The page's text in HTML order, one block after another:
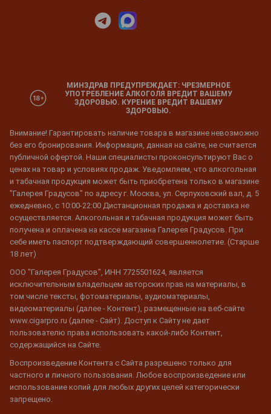
МИНЗДРАВ ПРЕДУПРЕЖДАЕТ: ЧРЕЗМЕРНОЕ
УПОТРЕБЛЕНИЕ АЛКОГОЛЯ ВРЕДИТ ВАШЕМУ
ЗДОРОВЬЮ. КУРЕНИЕ ВРЕДИТ ВАШЕМУ
ЗДОРОВЬЮ.
Внимание! Гарантировать наличие товара в магазине невозможно
без его бронирования. Информация, данная на сайте, не считается
публичной офертой. Наши специалисты проконсультируют Вас о
ценах на товар и условиях продаж. Уведомляем, что алкогольная
и табачная продукция может быть приобретена только в магазине
"Галерея Градусов" по адресу г. Москва, ул. Серпуховский вал, д. 5
ежедневно, с 10:00-22:00 Дистанционная продажа и доставка не
осуществляется. Алкогольная и табачная продукция может быть
получена и оплачена на кассе магазина Галерея Градусов. При
себе иметь паспорт подтверждающий совершеннолетие. (Старше
18 лет)
ООО "Галерея Градусов", ИНН 7725501624, является
исключительным владельцем авторских прав на материалы, в
том числе тексты, фотоматериалы, аудиоматериалы,
видеоматериалы (далее - Контент), размещенные на веб-сайте
www.cigarpro.ru (далее - Сайт). Доступ к Сайту не дает
пользователю права использовать какой-либо Контент,
содержащийся на Сайте.
Воспроизведение Контента с Сайта разрешено только для
частного и личного пользования. Любое воспроизведение или
использование копий для любых других целей категорически
запрещено.